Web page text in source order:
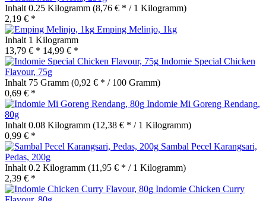
Inhalt 0.25 Kilogramm (8,76 € * / 1 Kilogramm)
2,19 € *
Emping Melinjo, 1kg
Inhalt 1 Kilogramm
13,79 € * 14,99 € *
Indomie Special Chicken
Flavour, 75g
Inhalt 75 Gramm (0,92 € * / 100 Gramm)
0,69 € *
Indomie Mi Goreng Rendang,
80g
Inhalt 0.08 Kilogramm (12,38 € * / 1 Kilogramm)
0,99 € *
Sambal Pecel Karangsari,
Pedas, 200g
Inhalt 0.2 Kilogramm (11,95 € * / 1 Kilogramm)
2,39 € *
Indomie Chicken Curry